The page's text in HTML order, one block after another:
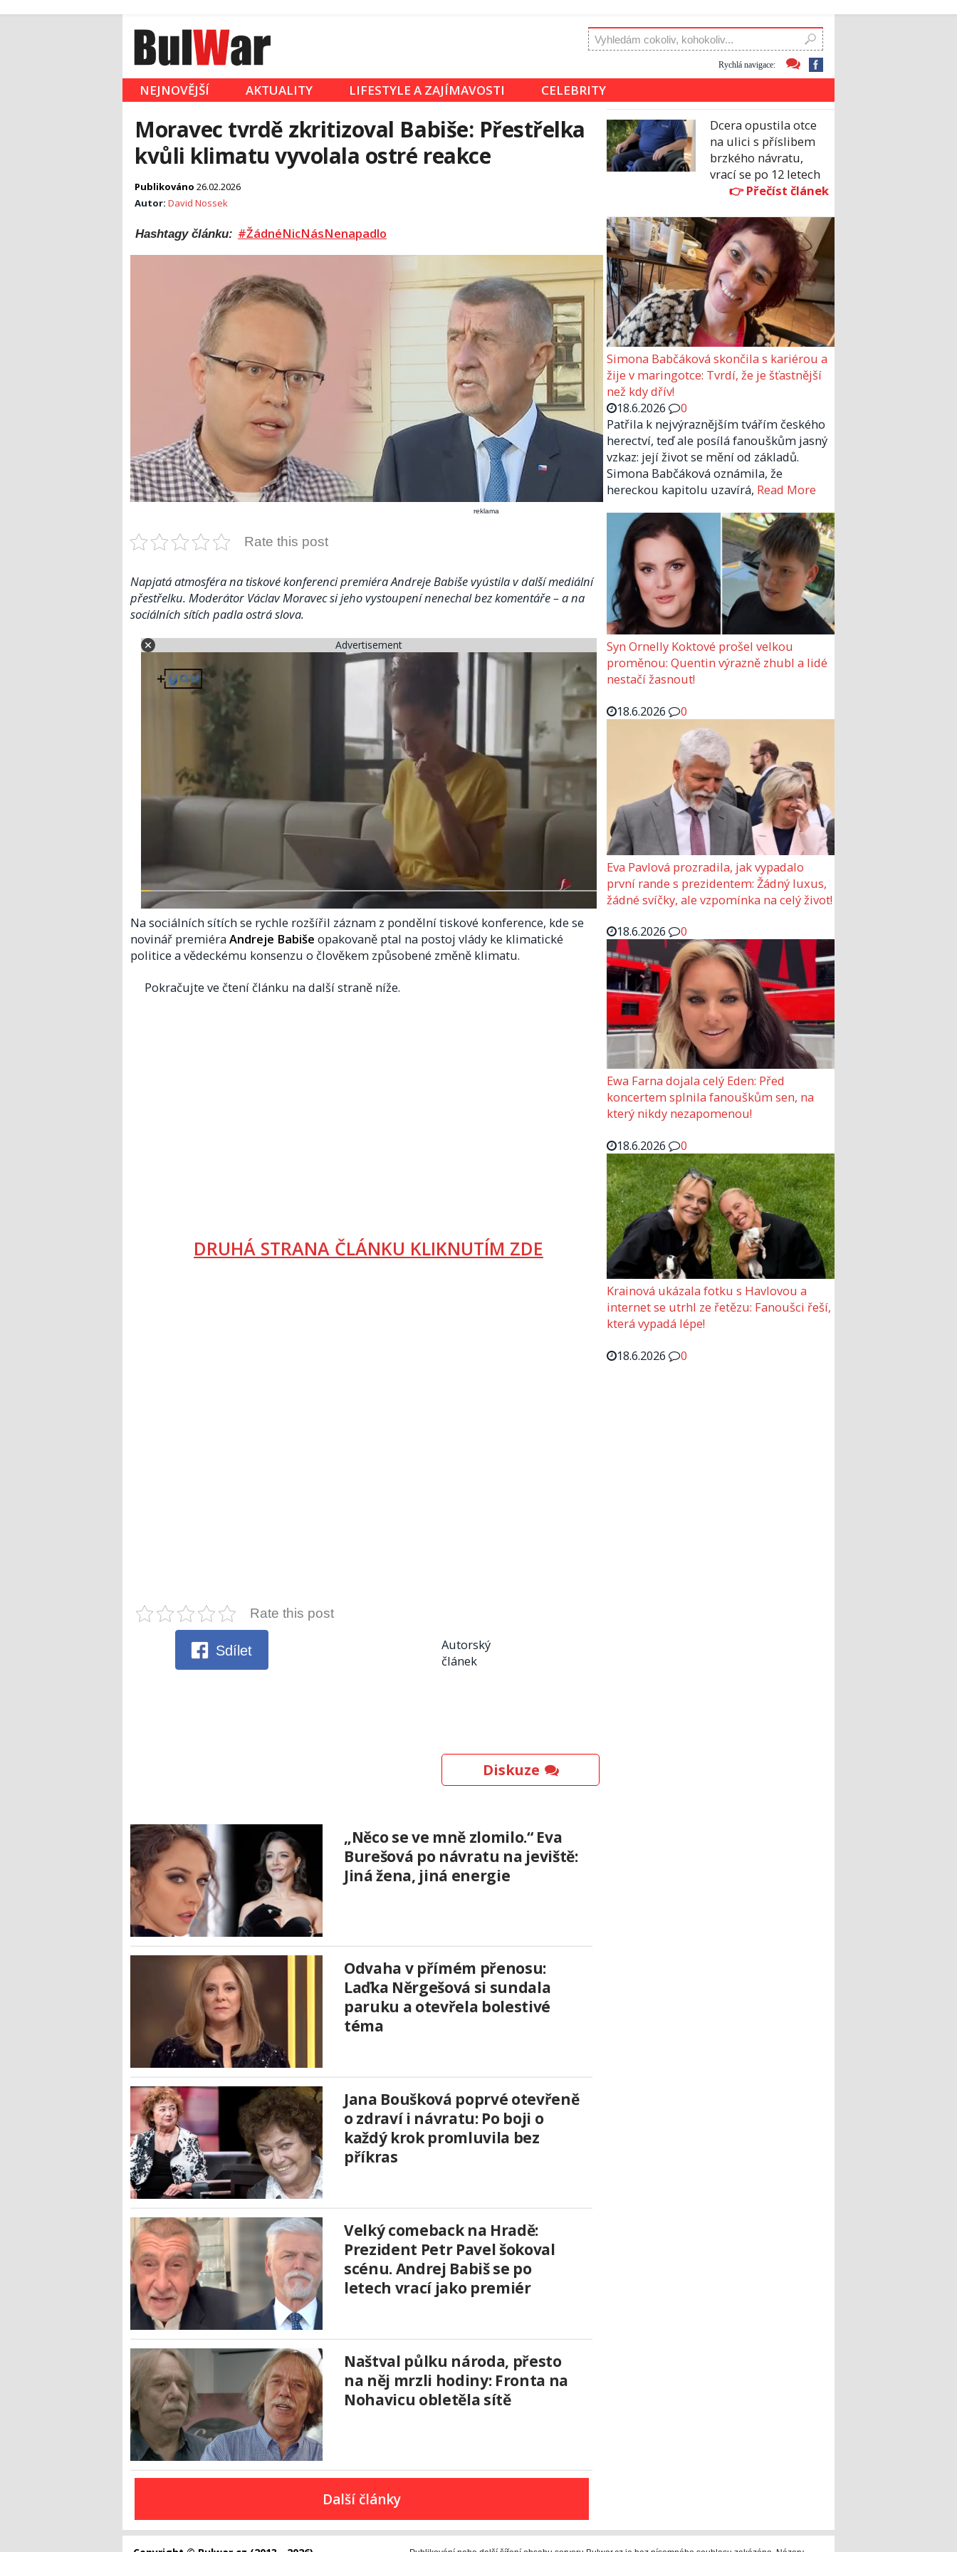
Rychlá navigace:
NEJNOVĚJŠÍ AKTUALITY LIFESTYLE A ZAJÍMAVOSTI CELEBRITY
Moravec tvrdě zkritizoval Babiše: Přestřelka
kvůli klimatu vyvolala ostré reakce
Publikováno 26.02.2026
Autor: David Nossek
Hashtagy článku: #ŽádnéNicNásNenapadlo
reklama
Rate this post
Napjatá atmosféra na tiskové konferenci premiéra Andreje Babiše vyústila v další mediální
přestřelku. Moderátor Václav Moravec si jeho vystoupení nenechal bez komentáře – a na
sociálních sítích padla ostrá slova.
Advertisement
Na sociálních sítích se rychle rozšířil záznam z pondělní tiskové konference, kde se
novinář premiéra Andreje Babiše opakovaně ptal na postoj vlády ke klimatické
politice a vědeckému konsenzu o člověkem způsobené změně klimatu.
Pokračujte ve čtení článku na další straně níže.
DRUHÁ STRANA ČLÁNKU KLIKNUTÍM ZDE
Rate this post
Sdílet
Autorský
článek
Diskuze
„Něco se ve mně zlomilo.“ Eva
Burešová po návratu na jeviště:
Jiná žena, jiná energie
Odvaha v přímém přenosu:
Laďka Něrgešová si sundala
paruku a otevřela bolestivé
téma
Jana Boušková poprvé otevřeně
o zdraví i návratu: Po boji o
každý krok promluvila bez
příkras
Velký comeback na Hradě:
Prezident Petr Pavel šokoval
scénu. Andrej Babiš se po
letech vrací jako premiér
Naštval půlku národa, přesto
na něj mrzli hodiny: Fronta na
Nohavicu obletěla sítě
Další články
Dcera opustila otce
na ulici s příslibem
brzkého návratu,
vrací se po 12 letech
Simona Babčáková skončila s kariérou a
žije v maringotce: Tvrdí, že je šťastnější
než kdy dřív!
18.6.2026
0
Patřila k nejvýraznějším tvářím českého
herectví, teď ale posílá fanouškům jasný
vzkaz: její život se mění od základů.
Simona Babčáková oznámila, že
hereckou kapitolu uzavírá, Read More
Syn Ornelly Koktové prošel velkou
proměnou: Quentin výrazně zhubl a lidé
nestačí žasnout!
18.6.2026
0
Eva Pavlová prozradila, jak vypadalo
první rande s prezidentem: Žádný luxus,
žádné svíčky, ale vzpomínka na celý život!
18.6.2026
0
Ewa Farna dojala celý Eden: Před
koncertem splnila fanouškům sen, na
který nikdy nezapomenou!
18.6.2026
0
Krainová ukázala fotku s Havlovou a
internet se utrhl ze řetězu: Fanoušci řeší,
která vypadá lépe!
18.6.2026
0